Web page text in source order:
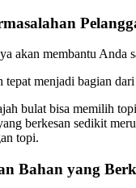
akan membantu Anda
menjadi bagian
bulat bisa memilih
berkesan sedikit
topi.
Bahan yang